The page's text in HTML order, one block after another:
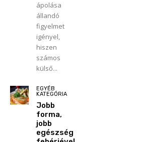
ápolása
állandó
figyelmet
igényel,
hiszen
számos
külső...
EGYÉB
KATEGÓRIA
Jobb
forma,
jobb
egészség